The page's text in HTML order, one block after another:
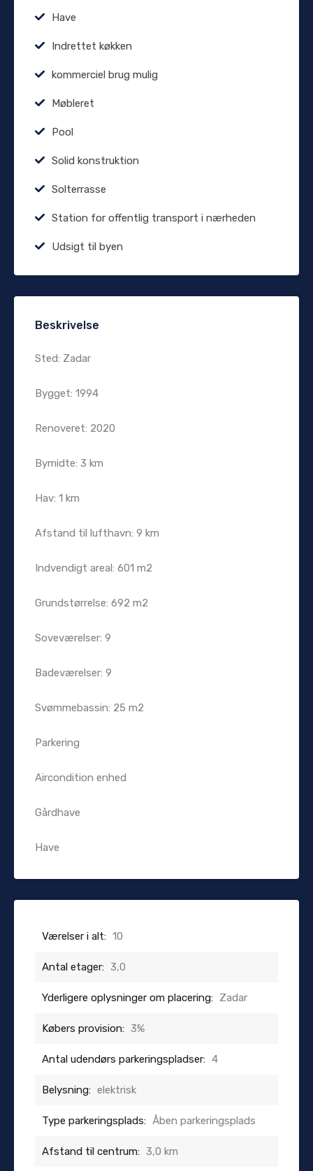
Have
Indrettet køkken
kommerciel brug mulig
Møbleret
Pool
Solid konstruktion
Solterrasse
Station for offentlig transport i nærheden
Udsigt til byen
Beskrivelse
Sted: Zadar
Bygget: 1994
Renoveret: 2020
Bymidte: 3 km
Hav: 1 km
Afstand til lufthavn: 9 km
Indvendigt areal: 601 m2
Grundstørrelse: 692 m2
Soveværelser: 9
Badeværelser: 9
Svømmebassin: 25 m2
Parkering
Aircondition enhed
Gårdhave
Have
Værelser i alt: 10
Antal etager: 3,0
Yderligere oplysninger om placering: Zadar
Købers provision: 3%
Antal udendørs parkeringspladser: 4
Belysning: elektrisk
Type parkeringsplads: Åben parkeringsplads
Afstand til centrum: 3,0 km